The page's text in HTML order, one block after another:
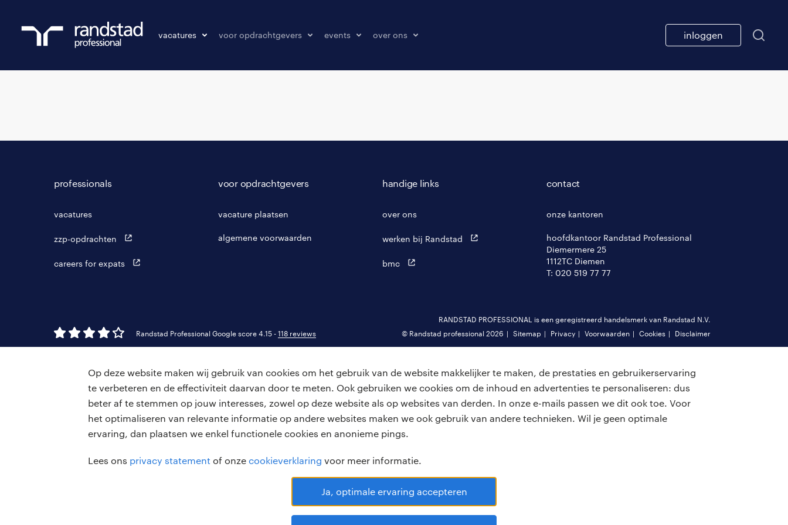
Op deze website maken wij gebruik van cookies om het gebruik van de website makkelijker te maken, de prestaties en gebruikerservaring
te verbeteren en de effectiviteit daarvan door te meten. Ook gebruiken we cookies om de inhoud en advertenties te personaliseren: dus
beter af te stemmen op jouw interesses, zowel op deze website als op websites van derden. In onze e-mails passen we dit ook toe. Voor
het optimaliseren van relevante informatie op andere websites maken we ook gebruik van andere technieken. Wil je geen optimale
ervaring, dan plaatsen we enkel functionele cookies en anonieme pings.
Lees ons privacy statement of onze cookieverklaring voor meer informatie.
Ja, optimale ervaring accepteren
vacatures voor opdrachtgevers events over ons inloggen
professionals
vacatures
zzp-opdrachten
careers for expats
voor opdrachtgevers
vacature plaatsen
algemene voorwaarden
handige links
over ons
werken bij Randstad
bmc
contact
onze kantoren
hoofdkantoor Randstad Professional
Diemermere 25
1112TC Diemen
T: 020 519 77 77
Randstad Professional Google score 4.15 - 118 reviews
RANDSTAD PROFESSIONAL is een geregistreerd handelsmerk van Randstad N.V.
© Randstad professional 2026
Sitemap Privacy Voorwaarden Cookies Disclaimer